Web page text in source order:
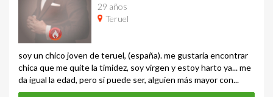
29 años
Teruel
soy un chico joven de teruel, (españa). me gustaría encontrar
chica que me quite la timidez, soy virgen y estoy harto ya... me
da igual la edad, pero si puede ser, alguien más mayor con...